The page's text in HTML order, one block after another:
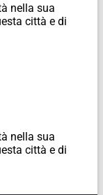
nella sua
città e di
nella sua
città e di